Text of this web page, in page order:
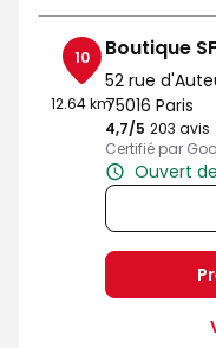
10
12.64 km
Boutique
52 rue
75016 Paris
4,7/5 Note de 4.7
203 avis
Certifié par
Ouvert